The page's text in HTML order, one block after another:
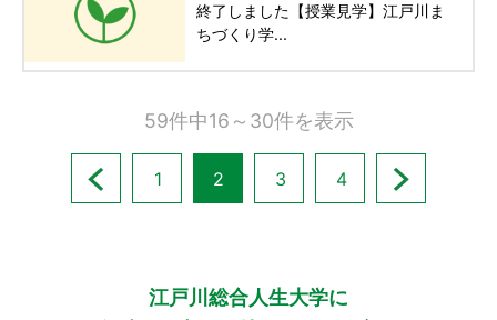
終了しました【授業見学】江戸川ま
ちづくり学...
59件中16～30件を表示
1 2 3 4
江戸川総合人生大学に